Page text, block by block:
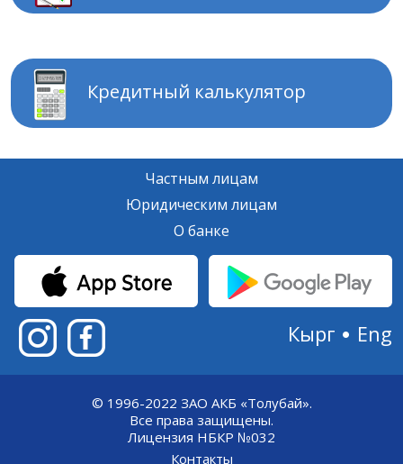
Кредитный калькулятор
Частным лицам
Юридическим лицам
О банке
Eng
Кырг
© 1996-2022 ЗАО АКБ «Толубай».
Все права защищены.
Лицензия НБКР №032
Контакты